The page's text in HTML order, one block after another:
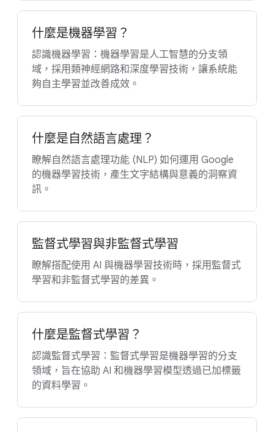
什麼是機器學習？
認識機器學習：機器學習是人工智慧的分支領
域，採用類神經網路和深度學習技術，讓系統能
夠自主學習並改善成效。
什麼是自然語言處理？
瞭解自然語言處理功能 (NLP) 如何運用 Google
的機器學習技術，產生文字結構與意義的洞察資
訊。
監督式學習與非監督式學習
瞭解搭配使用 AI 與機器學習技術時，採用監督式
學習和非監督式學習的差異。
什麼是監督式學習？
認識監督式學習：監督式學習是機器學習的分支
領域，旨在協助 AI 和機器學習模型透過已加標籤
的資料學習。